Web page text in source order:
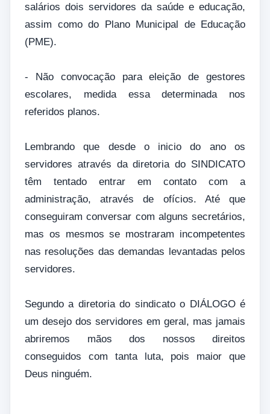
salários dois servidores da saúde e educação,
assim como do Plano Municipal de Educação
(PME).
- Não convocação para eleição de gestores
escolares, medida essa determinada nos
referidos planos.
Lembrando que desde o inicio do ano os
servidores através da diretoria do SINDICATO
têm tentado entrar em contato com a
administração, através de ofícios. Até que
conseguiram conversar com alguns secretários,
mas os mesmos se mostraram incompetentes
nas resoluções das demandas levantadas pelos
servidores.
Segundo a diretoria do sindicato o DIÁLOGO é
um desejo dos servidores em geral, mas jamais
abriremos mãos dos nossos direitos
conseguidos com tanta luta, pois maior que
Deus ninguém.